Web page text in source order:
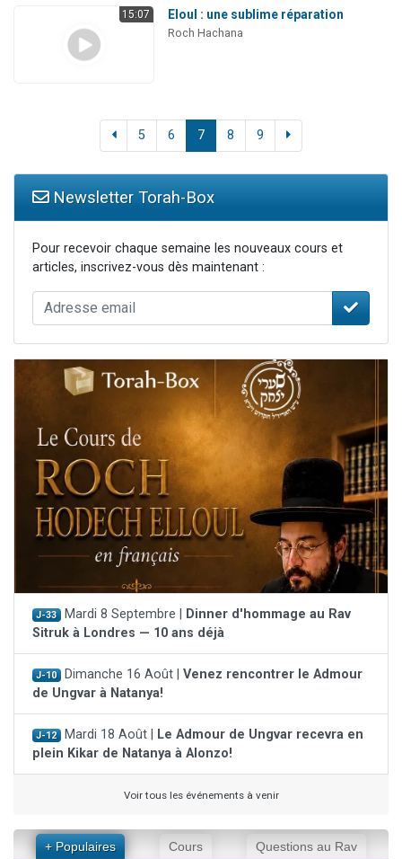
15:07 Eloul : une sublime réparation
Roch Hachana
5 6 7 8 9
Newsletter Torah-Box
Pour recevoir chaque semaine les nouveaux cours et
articles, inscrivez-vous dès maintenant :
J-33 Mardi 8 Septembre |
Dinner d'hommage au Rav
Sitruk à Londres — 10 ans déjà
J-10 Dimanche 16 Août | Venez rencontrer le Admour
de Ungvar à Natanya!
J-12 Mardi 18 Août |
Le Admour de Ungvar recevra en
plein Kikar de Natanya à Alonzo!
Voir tous les événements à venir
+ Populaires Cours Questions au Rav